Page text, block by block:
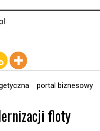
portal biznesowy
floty